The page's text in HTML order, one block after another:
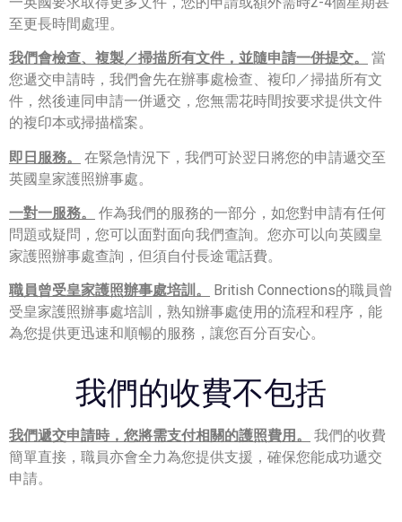
至更長時間處理。
我們會檢查、複製／掃描所有文件，並隨申請一併提交。
當
您遞交申請時，我們會先在辦事處檢查、複印／掃描所有文
件，然後連同申請一併遞交，您無需花時間按要求提供文件
的複印本或掃描檔案。
即日服務。
在緊急情況下，我們可於翌日將您的申請遞交至
英國皇家護照辦事處。
一對一服務。
作為我們的服務的一部分，如您對申請有任何
問題或疑問，您可以面對面向我們查詢。您亦可以向英國皇
家護照辦事處查詢，但須自付長途電話費。
職員曾受皇家護照辦事處培訓。
British Connections的職員曾
受皇家護照辦事處培訓，熟知辦事處使用的流程和程序，能
為您提供更迅速和順暢的服務，讓您百分百安心。
我們的收費不包括
我們遞交申請時，您將需支付相關的護照費用。
我們的收費
簡單直接，職員亦會全力為您提供支援，確保您能成功遞交
申請。